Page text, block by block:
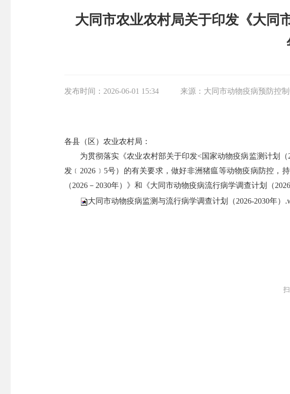
大同市农业农村局关于印发《大同
发布时间： 2026-06-01 15:34 来源： 大同市动物疫病预防控
各县（区）农业农村局：
为贯彻落实《农业农村部关于印发<国家动物疫病监测计划
发﹝2026﹞5号）的有关要求，做好非洲猪瘟等动物疫病防控，
（2026－2030年）》和《大同市动物疫病流行病学调查计划（
大同市动物疫病监测与流行病学调查计划（2026-2030年）